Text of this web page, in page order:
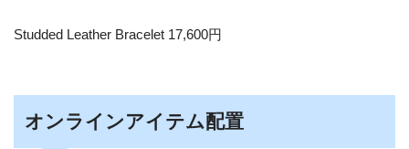
Studded Leather Bracelet 17,600円
オンラインアイテム配置